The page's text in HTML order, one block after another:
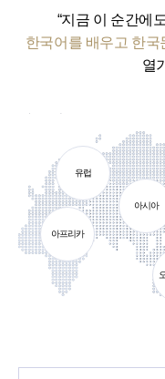
“지금 이 순간에
한국어를 배우고 한국
열
유럽
아프리카
아시아